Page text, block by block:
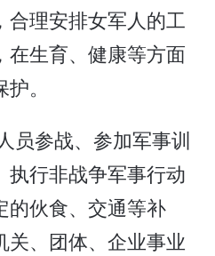
合理安排女军人的工
在生育、健康等方面
。
员参战、参加军事训
执行非战争军事行动
的伙食、交通等补
关、团体、企业事业